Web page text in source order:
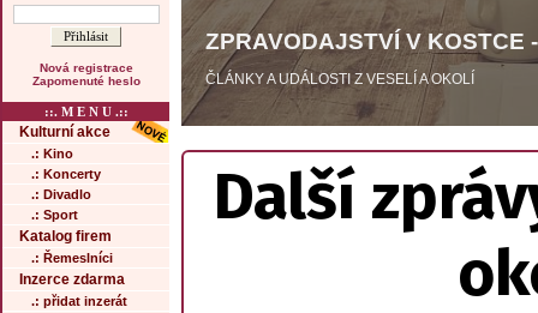
Nová registrace
Zapomenuté heslo
::. M E N U .::
Kulturní akce
.: Kino
.: Koncerty
.: Divadlo
.: Sport
Katalog firem
.: Řemeslníci
Inzerce zdarma
.: přidat inzerát
ZPRAVODAJSTVÍ V KOSTCE
ČLÁNKY A UDÁLOSTI Z VESELÍ A OKOLÍ
Další